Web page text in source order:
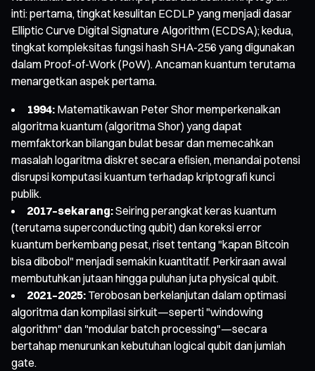
inti: pertama, tingkat kesulitan ECDLP yang menjadi dasar
Elliptic Curve Digital Signature Algorithm (ECDSA); kedua,
tingkat kompleksitas fungsi hash SHA-256 yang digunakan
dalam Proof-of-Work (PoW). Ancaman kuantum terutama
menargetkan aspek pertama.
1994: Matematikawan Peter Shor memperkenalkan
algoritma kuantum (algoritma Shor) yang dapat
memfaktorkan bilangan bulat besar dan memecahkan
masalah logaritma diskret secara efisien, menandai potensi
disrupsi komputasi kuantum terhadap kriptografi kunci
publik.
2017–sekarang:Seiring perangkat keras kuantum
(terutama superconducting qubit) dan koreksi error
kuantum berkembang pesat, riset tentang "kapan Bitcoin
bisa dibobol" menjadi semakin kuantitatif. Perkiraan awal
membutuhkan jutaan hingga puluhan juta physical qubit.
2021–2025: Terobosan berkelanjutan dalam optimasi
algoritma dan kompilasi sirkuit—seperti "windowing
algorithm" dan "modular batch processing"—secara
bertahap menurunkan kebutuhan logical qubit dan jumlah
gate.